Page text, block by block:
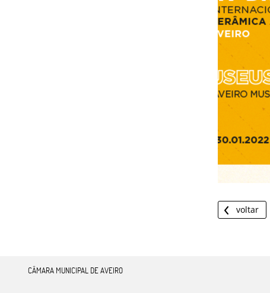
voltar
CÂMARA MUNICIPAL DE AVEIRO